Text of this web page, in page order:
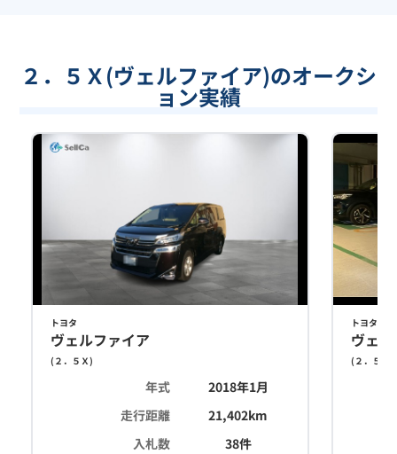
２．５Ｘ(ヴェルファイア)のオークシ
ョン実績
トヨタ
ヴェルファイア
( ２．５Ｘ)
年式
2018年1月
走行距離
21,402km
入札数
38件
トヨタ
ヴェ
( ２．５Ｘ